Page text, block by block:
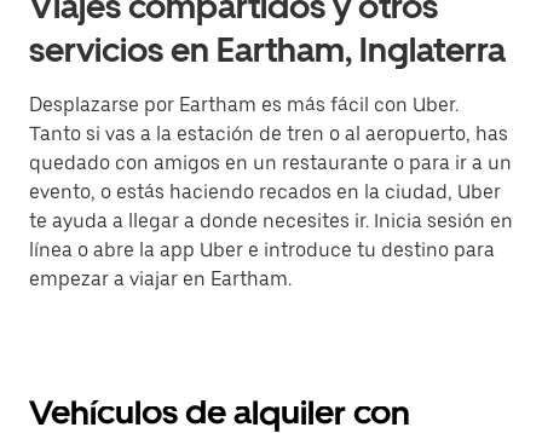
servicios en Eartham, Inglaterra
Desplazarse por Eartham es más fácil con Uber.
Tanto si vas a la estación de tren o al aeropuerto, has
quedado con amigos en un restaurante o para ir a un
evento, o estás haciendo recados en la ciudad, Uber
te ayuda a llegar a donde necesites ir. Inicia sesión en
línea o abre la app Uber e introduce tu destino para
empezar a viajar en Eartham.
Vehículos de alquiler con